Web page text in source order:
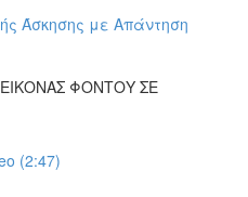
Άσκησης με Απάντηση
ΦΟΝΤΟΥ ΣΕ
(2:47)